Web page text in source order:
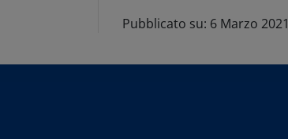
Pubblicato su: 6 Marzo 2021